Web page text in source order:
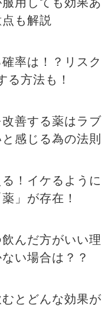
も解説
率は！？リスク
る方法も！
善する薬はラブ
感じる為の法則
！イケるように
」が存在！
んだ方がいい理
い場合は？？
とどんな効果が